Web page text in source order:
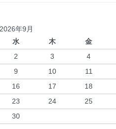
2026年9月
水 木 金
2 3 4
9 10 11
16 17 18
23 24 25
30